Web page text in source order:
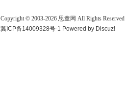
Copyright © 2003-2026 思童网 All Rights Reserved
冀ICP备14009328号-1 Powered by Discuz!